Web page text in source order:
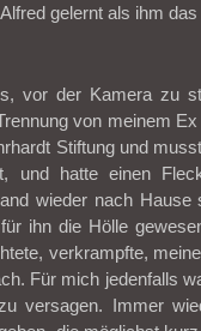
gelernt als ihm
vor der Kamera zu
von meinem
Stiftung und
und hatte einen
wieder nach
ihn die Hölle
verkrampfte,
Für mich jedenfalls
versagen. Immer